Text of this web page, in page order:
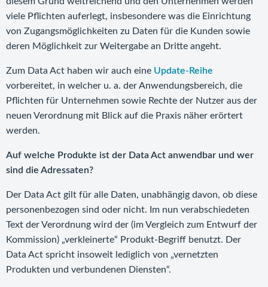
viele Pflichten auferlegt, insbesondere was die Einrichtung
von Zugangsmöglichkeiten zu Daten für die Kunden sowie
deren Möglichkeit zur Weitergabe an Dritte angeht.
Zum Data Act haben wir auch eine Update-Reihe
vorbereitet, in welcher u. a. der Anwendungsbereich, die
Pflichten für Unternehmen sowie Rechte der Nutzer aus der
neuen Verordnung mit Blick auf die Praxis näher erörtert
werden.
Auf welche Produkte ist der Data Act anwendbar und wer
sind die Adressaten?
Der Data Act gilt für alle Daten, unabhängig davon, ob diese
personenbezogen sind oder nicht. Im nun verabschiedeten
Text der Verordnung wird der (im Vergleich zum Entwurf der
Kommission) „verkleinerte“ Produkt-Begriff benutzt. Der
Data Act spricht insoweit lediglich von „vernetzten
Produkten und verbundenen Diensten“.